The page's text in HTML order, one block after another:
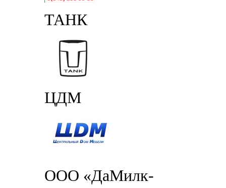
ТАНК
ЦДМ
ООО «ДаМилк-